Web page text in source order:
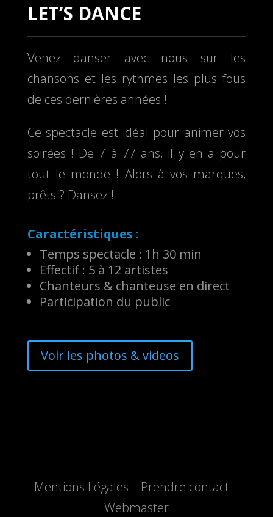
LET’S DANCE
Venez danser avec nous sur les
chansons et les rythmes les plus fous
de ces dernières années !
Ce spectacle est idéal pour animer vos
soirées ! De 7 à 77 ans, il y en a pour
tout le monde ! Alors à vos marques,
prêts ? Dansez !
Caractéristiques :
Temps spectacle : 1h 30 min
Effectif : 5 à 12 artistes
Chanteurs & chanteuse en direct
Participation du public
Voir les photos & videos
Mentions Légales – Prendre contact–
Webmaster